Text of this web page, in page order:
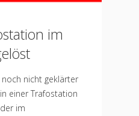
im
nicht geklärter
einer Trafostation
im